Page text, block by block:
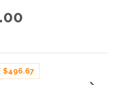
$496.67